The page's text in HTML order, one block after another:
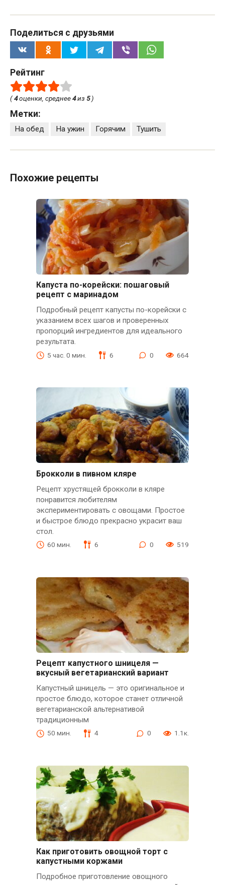
Поделиться с друзьями
Рейтинг
(4оценки, среднее4из 5)
Метки:
На обед На ужин Горячим Тушить
Похожие рецепты
Капуста по-корейски: пошаговый
рецепт с маринадом
Подробный рецепт капусты по-корейски с
указанием всех шагов и проверенных
пропорций ингредиентов для идеального
результата.
5 час. 0 мин. 6 0 664
Брокколи в пивном кляре
Рецепт хрустящей брокколи в кляре
понравится любителям
экспериментировать с овощами. Простое
и быстрое блюдо прекрасно украсит ваш
стол.
60 мин. 6 0 519
Рецепт капустного шницеля —
вкусный вегетарианский вариант
Капустный шницель — это оригинальное и
простое блюдо, которое станет отличной
вегетарианской альтернативой
традиционным
50 мин. 4 0 1.1к.
Как приготовить овощной торт с
капустными коржами
Подробное приготовление овощного